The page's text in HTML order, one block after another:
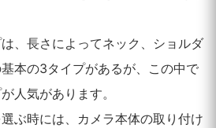
、長さによってネック、ショルダ
本の3タイプがあるが、この中で
人気があります。
ぶ時には、カメラ本体の取り付け